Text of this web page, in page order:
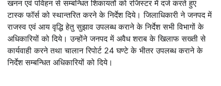
खनन एवं पविहन से सम्बन्धित शिकायतों को रजिस्टर में दर्ज करते हुए
टास्क फॉर्स को स्थान्तरित करने के निर्देश दिये। जिलाधिकारी ने जनपद में
राजस्व एवं आय वृद्धि हेतु सुझाव उपलब्ध कराने के निर्देश सभी विभागों के
अधिकारियों को दिये। उन्होंने जनपद में अवैध शराब के खिलाफ सख्ती से
कार्यवाही करने तथा चालान रिपोर्ट 24 घण्टे के भीतर उपलब्ध कराने के
निर्देश सम्बन्धित अधिकारियों को दिये।